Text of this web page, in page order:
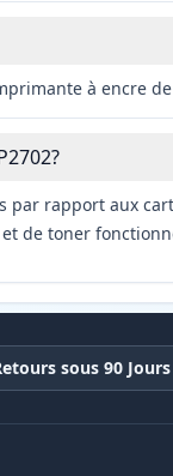
à encre
par rapport aux
de toner
sous 90 Jours